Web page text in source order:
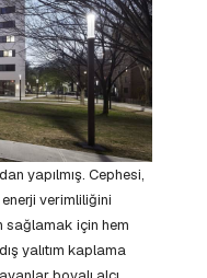
yapılmış. Cephesi,
verimliliğini
sağlamak için hem
yalıtım kaplama